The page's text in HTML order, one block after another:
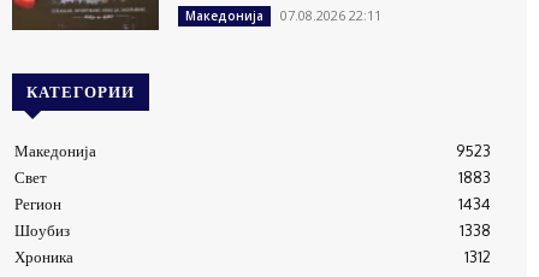
Македонија 07.08.2026 22:11
КАТЕГОРИИ
Македонија
9523
Свет
1883
Регион
1434
Шоубиз
1338
Хроника
1312